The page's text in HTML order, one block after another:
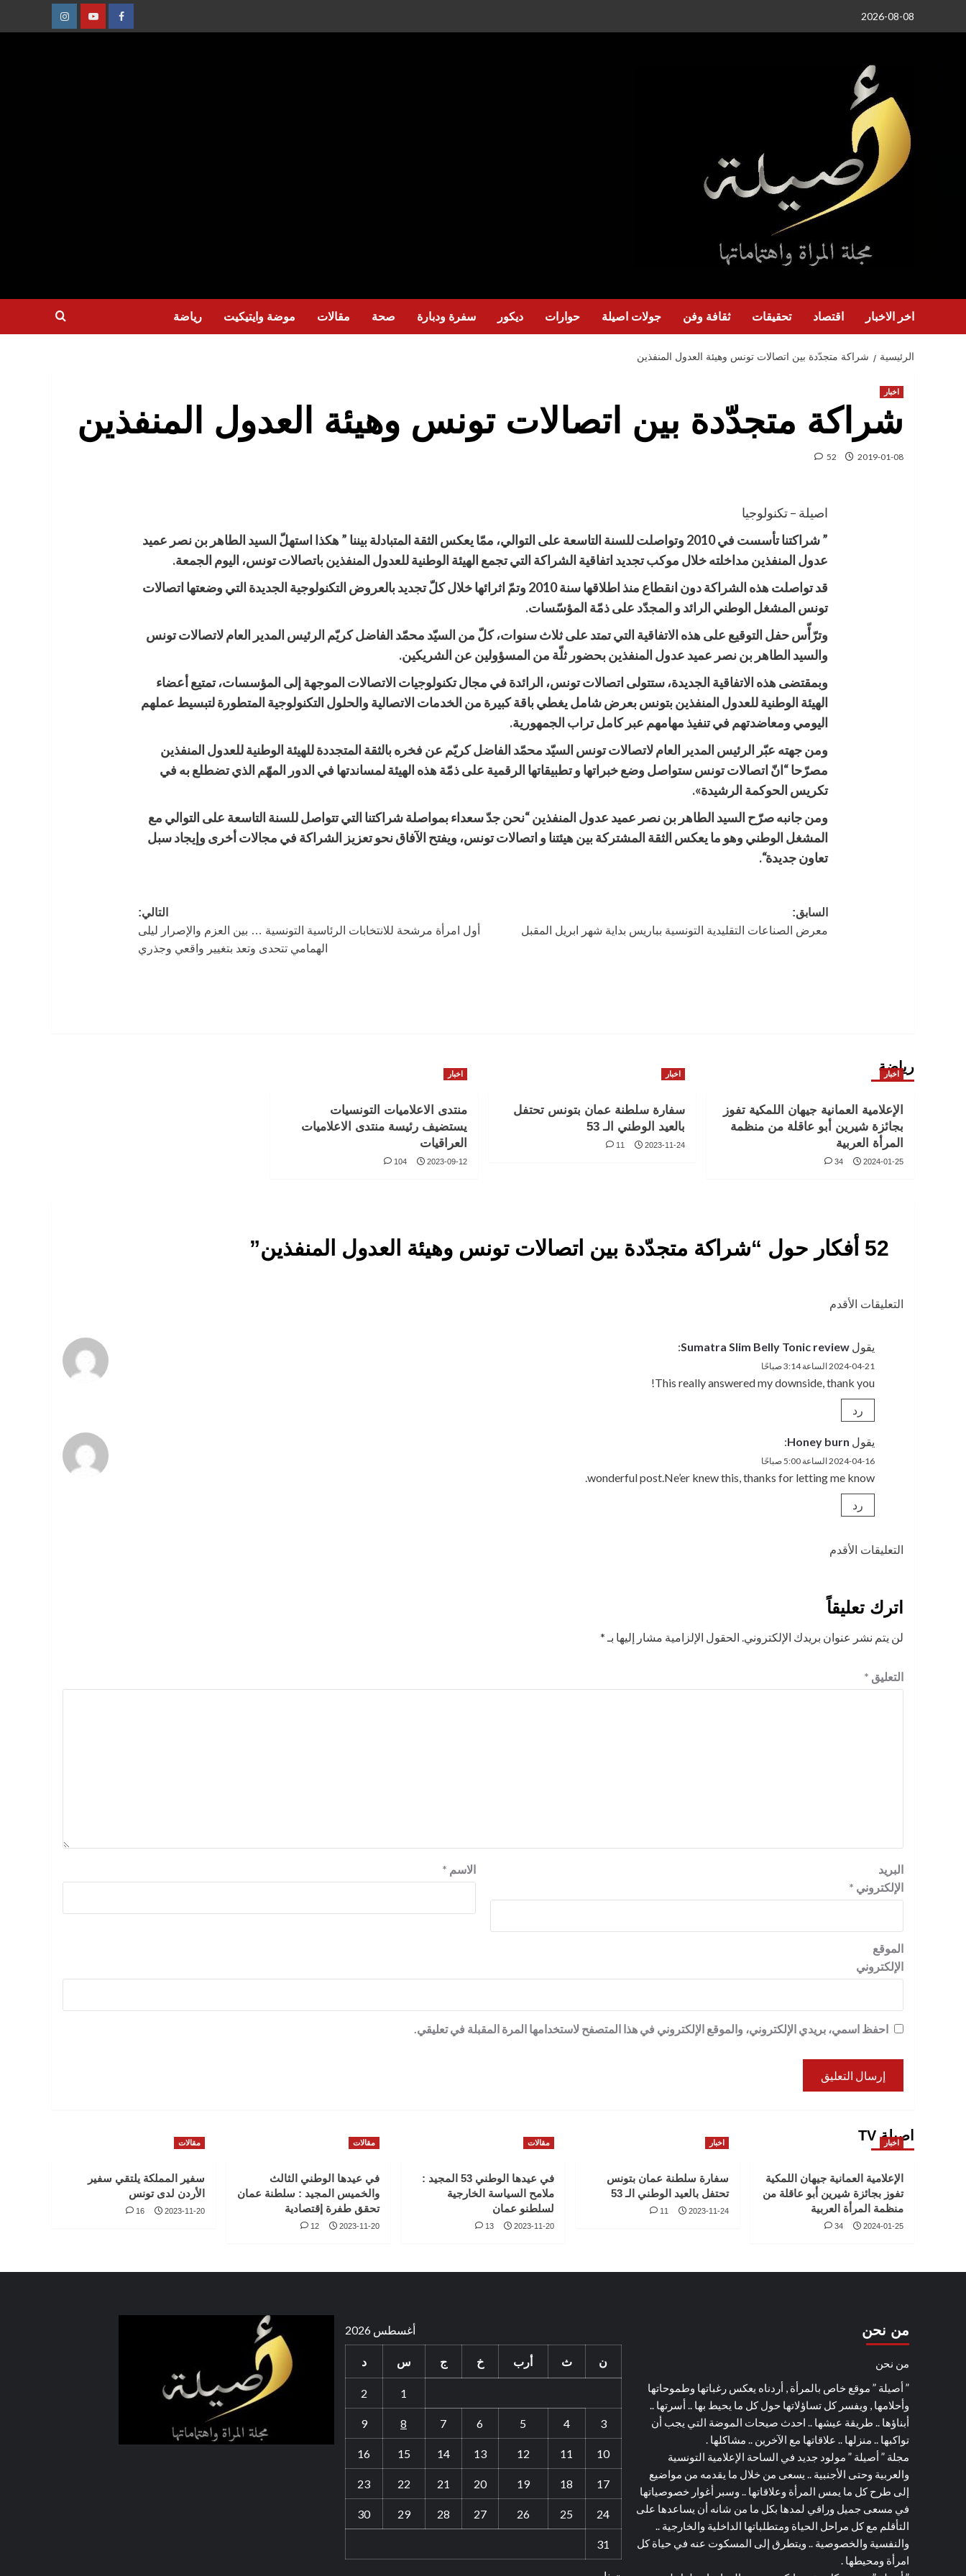
2026-08-08
عنصر
عنصر
عنصر
اخر الاخبار اقتصاد تحقيقات ثقافة وفن جولات اصيلة حوارات ديكور سفرة ودبارة صحة مقالات موضة وايتيكيت رياضة
الرئيسية شراكة متجدّدة بين اتصالات تونس وهيئة العدول المنفذين
اخبار
شراكة متجدّدة بين اتصالات تونس وهيئة العدول المنفذين
2019-01-08
52
اصيلة – تكنولوجيا
” شراكتنا تأسست في 2010 وتواصلت للسنة التاسعة على التوالي، ممّا يعكس الثقة المتبادلة بيننا ” هكذا استهلّ السيد الطاهر بن نصر عميد
عدول المنفذين مداخلته خلال موكب تجديد اتفاقية الشراكة التي تجمع الهيئة الوطنية للعدول المنفذين باتصالات تونس، اليوم الجمعة.
قد تواصلت هذه الشراكة دون انقطاع منذ اطلاقها سنة 2010 وتمّ اثرائها خلال كلّ تجديد بالعروض التكنولوجية الجديدة التي وضعتها اتصالات
تونس المشغل الوطني الرائد و المجدّد على ذمّة المؤسّسات.
وترّأّس حفل التوقيع على هذه الاتفاقية التي تمتد على ثلاث سنوات، كلّ من السيّد محمّد الفاضل كريّم الرئيس المدير العام لاتصالات تونس
والسيد الطاهر بن نصر عميد عدول المنفذين بحضور ثلّة من المسؤولين عن الشريكين.
وبمقتضى هذه الاتفاقية الجديدة، ستتولى اتصالات تونس، الرائدة في مجال تكنولوجيات الاتصالات الموجهة إلى المؤسسات، تمتيع أعضاء
الهيئة الوطنية للعدول المنفذين بتونس بعرض شامل يغطي باقة كبيرة من الخدمات الاتصالية والحلول التكنولوجية المتطورة لتبسيط عملهم
اليومي ومعاضدتهم في تنفيذ مهامهم عبر كامل تراب الجمهورية.
ومن جهته عبّر الرئيس المدير العام لاتصالات تونس السيّد محمّد الفاضل كريّم عن فخره بالثقة المتجددة للهيئة الوطنية للعدول المنفذين
مصرّحا “انّ اتصالات تونس ستواصل وضع خبراتها و تطبيقاتها الرقمية على ذمّة هذه الهيئة لمساندتها في الدور المهّم الذي تضطلع به في
تكريس الحوكمة الرشيدة».
ومن جانبه صرّح السيد الطاهر بن نصر عميد عدول المنفذين “نحن جدّ سعداء بمواصلة شراكتنا التي تتواصل للسنة التاسعة على التوالي مع
المشغل الوطني وهو ما يعكس الثقة المشتركة بين هيئتنا و اتصالات تونس، ويفتح الآفاق نحو تعزيز الشراكة في مجالات أخرى وإيجاد سبل
تعاون جديدة“.
تصفّح
المقالات
السابق:
معرض الصناعات التقليدية التونسية بباريس بداية شهر ابريل المقبل
التالي:
أول امرأة مرشحة للانتخابات الرئاسية التونسية … بين العزم والإصرار ليلى
الهمامي تتحدى وتعد بتغيير واقعي وجذري
رياضة
اخبار
الإعلامية العمانية جيهان اللمكية تفوز
بجائزة شيرين أبو عاقلة من منظمة
المرأة العربية
2024-01-25
34
اخبار
سفارة سلطنة عمان بتونس تحتفل
بالعيد الوطني الـ 53
2023-11-24
11
اخبار
منتدى الاعلاميات التونسيات
يستضيف رئيسة منتدى الاعلاميات
العراقيات
2023-09-12
104
52 أفكار حول “ شراكة متجدّدة بين اتصالات تونس وهيئة العدول المنفذين”
تصفّح
التعليقات الأقدم
يقول Sumatra Slim Belly Tonic review
:
2024-04-21 الساعة 3:14 صباحًا
This really answered my downside, thank you!
رد
يقول Honey burn
:
2024-04-16 الساعة 5:00 صباحًا
wonderful post.Ne’er knew this, thanks for letting me know.
رد
تصفّح
التعليقات الأقدم
اترك تعليقاً
لن يتم نشر عنوان بريدك الإلكتروني. الحقول الإلزامية مشار إليها بـ *
التعليق *
الاسم *
البريد
الإلكتروني *
الموقع
الإلكتروني
احفظ اسمي، بريدي الإلكتروني، والموقع الإلكتروني في هذا المتصفح لاستخدامها المرة المقبلة في تعليقي.
اصيلة TV
اخبار
الإعلامية العمانية جيهان اللمكية
تفوز بجائزة شيرين أبو عاقلة من
منظمة المرأة العربية
2024-01-25
34
اخبار
سفارة سلطنة عمان بتونس
تحتفل بالعيد الوطني الـ 53
2023-11-24
11
مقالات
في عيدها الوطني 53 المجيد :
ملامح السياسة الخارجية
لسلطنو عمان
2023-11-20
13
مقالات
في عيدها الوطني الثالث
والخميس المجيد : سلطنة عمان
تحقق طفرة إقتصادية
2023-11-20
12
مقالات
سفير المملكة يلتقي سفير
الأردن لدى تونس
2023-11-20
16
من نحن
من نحن
” أصيلة ” موقع خاص بالمرأة , أردناه يعكس رغباتها وطموحاتها
وأحلامها , ويفسر كل تساؤلاتها حول كل ما يحيط بها .. أسرتها ..
أبناؤها .. طريقة عيشها .. احدث صيحات الموضة التي يجب أن
تواكبها .. منزلها .. علاقاتها مع الآخرين .. مشاكلها .
مجلة ” أصيلة ” مولود جديد في الساحة الإعلامية التونسية
والعربية وحتى الأجنبية .. يسعى من خلال ما يقدمه من مواضيع
إلى طرح كل ما يمس المرأة وعلاقاتها .. وسبر أغوار خصوصياتها
في مسعى جميل وراقي لمدها بكل ما من شانه أن يساعدها على
التأقلم مع كل مراحل الحياة ومتطلباتها الداخلية والخارجية ..
والنفسية والخصوصية .. ويتطرق إلى المسكوت عنه في حياة كل
امرأة ومحيطها .
أغسطس 2026
ن ث أرب خ ج س د
1
2
3
4
5
6
7
8
9
10
11
12
13
14
15
16
17
18
19
20
21
22
23
24
25
26
27
28
29
30
31